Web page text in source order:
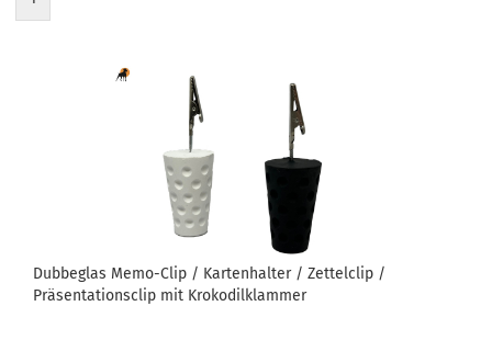
Dubbeglas Memo-Clip / Kartenhalter / Zettelclip /
Präsentationsclip mit Krokodilklammer